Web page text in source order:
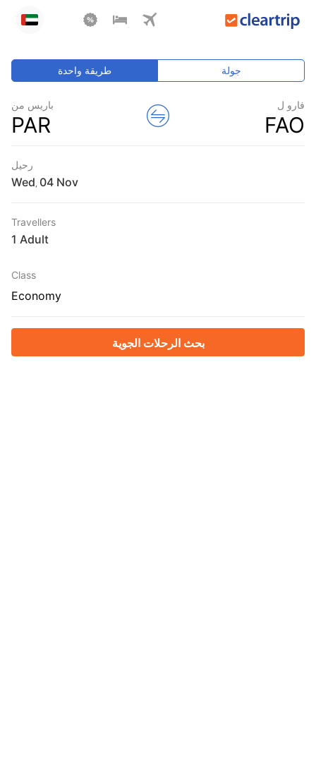
طريقة واحدة جولة
باريس من
PAR
فارو ل
FAO
رحيل
Wed
Travellers
1 Adult
Class
Economy